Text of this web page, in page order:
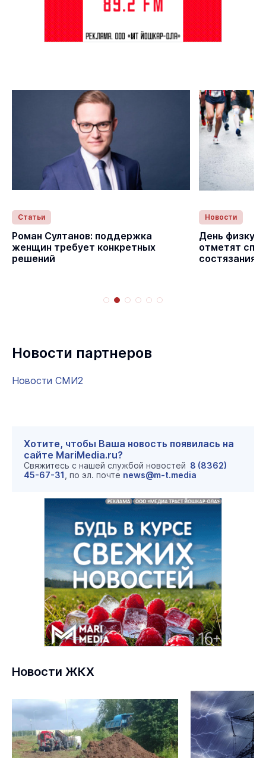
Статьи
Роман Султанов: поддержка
женщин требует конкретных
решений
Новости
День
отметят
Новости партнеров
Новости СМИ2
Хотите, чтобы Ваша новость появилась на
сайте MariMedia.ru?
Свяжитесь с нашей службой новостей 8 (8362)
45-67-31 , по эл. почте news@m-t.media
Новости ЖКХ